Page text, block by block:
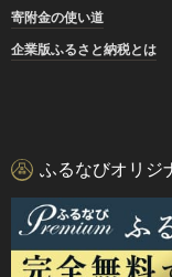
寄附金の使い道
企業版ふるさと納税とは
ふるなびオリジ